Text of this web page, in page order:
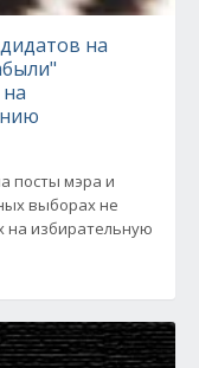
на
посты мэра и
выборах не
на избирательную